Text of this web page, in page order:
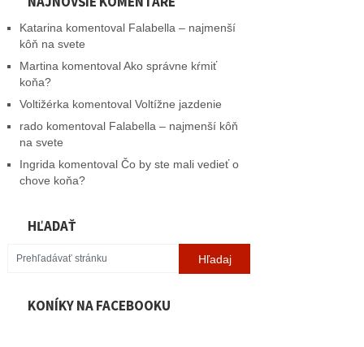
Katarina komentoval Falabella – najmenší
kôň na svete
Martina komentovalAko správne kŕmiť
koňa?
Voltižérka komentoval Voltížne jazdenie
radokomentoval Falabella – najmenší kôň
na svete
Ingrida komentoval Čo by ste mali vedieť o
chove koňa?
HĽADAŤ
KONÍKY NA FACEBOOKU